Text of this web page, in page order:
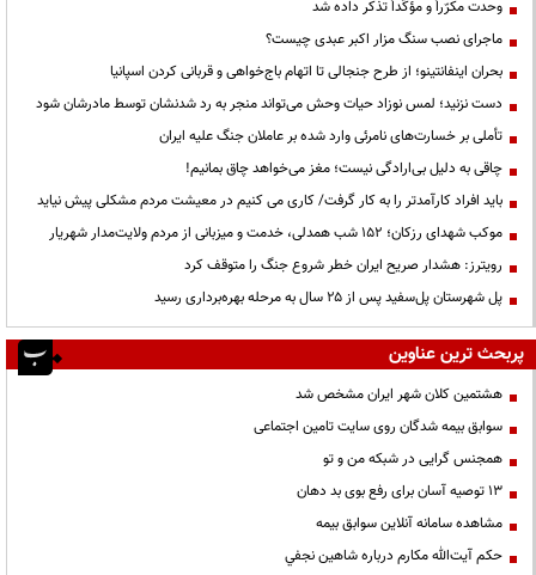
وحدت مکرّراً و مؤکّداً تذکر داده شد
ماجرای نصب سنگ مزار اکبر عبدی چیست؟
بحران اینفانتینو؛ از طرح جنجالی تا اتهام باج‌خواهی و قربانی کردن اسپانیا
دست نزنید؛ لمس نوزاد حیات وحش می‌تواند منجر به رد شدنشان توسط مادرشان شود
تأملی بر خسارت‌های نامرئی وارد شده بر عاملان جنگ علیه ایران
چاقی به دلیل بی‌ارادگی نیست؛ مغز می‌خواهد چاق بمانیم!
باید افراد کارآمدتر را به کار گرفت/ کاری می کنیم در معیشت مردم مشکلی پیش نیاید
موکب شهدای رزکان؛ ۱۵۲ شب همدلی، خدمت و میزبانی از مردم ولایت‌مدار شهریار
رویترز: هشدار صریح ایران خطر شروع جنگ را متوقف کرد
پل شهرستان پل‌سفید پس از ۲۵ سال به مرحله بهره‌برداری رسید
پربحث ترین عناوین
هشتمین کلان شهر ایران مشخص شد
سوابق بیمه شدگان روی سایت تامین اجتماعی
همجنس گرایی در شبکه من و تو
13 توصیه آسان برای رفع بوی بد دهان
مشاهده سامانه آنلاين سوابق بیمه
حكم آيت‌الله مكارم درباره شاهين نجفي